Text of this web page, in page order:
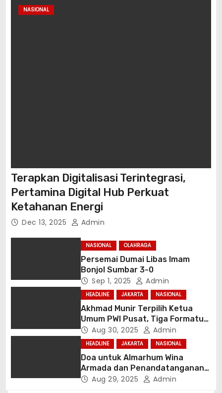
NASIONAL
Terapkan Digitalisasi Terintegrasi,
Pertamina Digital Hub Perkuat
Ketahanan Energi
Dec 13, 2025 Admin
NASIONAL OLAHRAGA
Persemai Dumai Libas Imam
Bonjol Sumbar 3-0
Sep 1, 2025 Admin
HEADLINE JAKARTA NASIONAL
Akhmad Munir Terpilih Ketua
Umum PWI Pusat, Tiga Formatur
Disepakati
Aug 30, 2025 Admin
HEADLINE JAKARTA NASIONAL
Doa untuk Almarhum Wina
Armada dan Penandatanganan
Pakta Integritas Warnai Pra-
Aug 29, 2025 Admin